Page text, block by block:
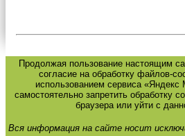
Продолжая пользование настоящим
согласие на обработку файлов-
использованием сервиса
самостоятельно запретить обработку
браузера или уйти с
Вся информация на сайте носит